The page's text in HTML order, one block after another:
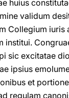
huius
validum
Collegium iuris
institui.
sic excitatae
ipsius
et
regulam